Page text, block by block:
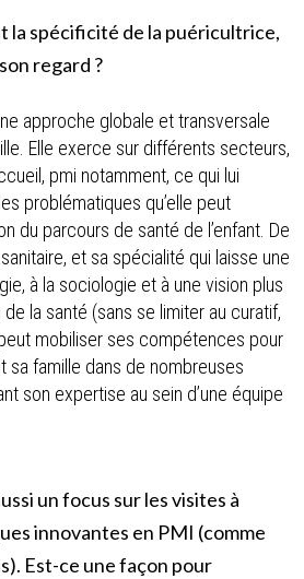
la spécificité de la puéricultrice,
regard ?
approche globale et transversale
Elle exerce sur différents secteurs,
pmi notamment, ce qui lui
problématiques qu’elle peut
du parcours de santé de l’enfant. De
et sa spécialité qui laisse une
à la sociologie et à une vision plus
la santé (sans se limiter au curatif,
mobiliser ses compétences pour
sa famille dans de nombreuses
son expertise au sein d’une équipe
un focus sur les visites à
innovantes en PMI (comme
Est-ce une façon pour